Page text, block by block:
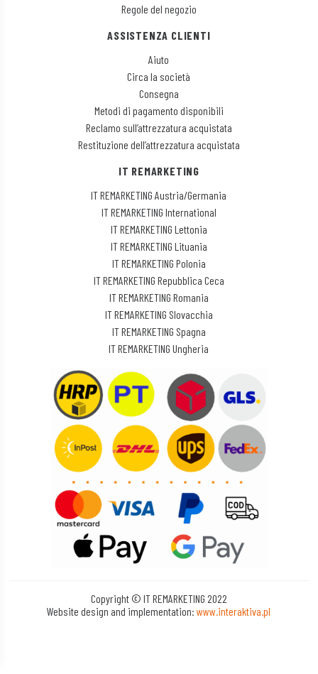
Regole del negozio
ASSISTENZA CLIENTI
Aiuto
Circa la società
Consegna
Metodi di pagamento disponibili
Reclamo sull’attrezzatura acquistata
Restituzione dell’attrezzatura acquistata
IT REMARKETING
IT REMARKETING Austria/Germania
IT REMARKETING International
IT REMARKETING Lettonia
IT REMARKETING Lituania
IT REMARKETING Polonia
IT REMARKETING Repubblica Ceca
IT REMARKETING Romania
IT REMARKETING Slovacchia
IT REMARKETING Spagna
IT REMARKETING Ungheria
Copyright © IT REMARKETING 2022
Website design and implementation:www.interaktiva.pl